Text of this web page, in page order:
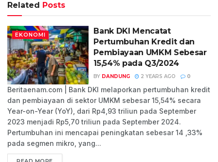
Related Posts
EKONOMI
Bank DKI Mencatat
Pertumbuhan Kredit dan
Pembiayaan UMKM Sebesar
15,54% pada Q3/2024
BY DANDUNG 2 YEARS AGO 0
Beritaenam.com | Bank DKI melaporkan pertumbuhan kredit
dan pembiayaan di sektor UMKM sebesar 15,54% secara
Year-on-Year (YoY), dari Rp4,93 triliun pada September
2023 menjadi Rp5,70 triliun pada September 2024.
Pertumbuhan ini mencapai peningkatan sebesar 14 ,33%
pada segmen mikro, yang...